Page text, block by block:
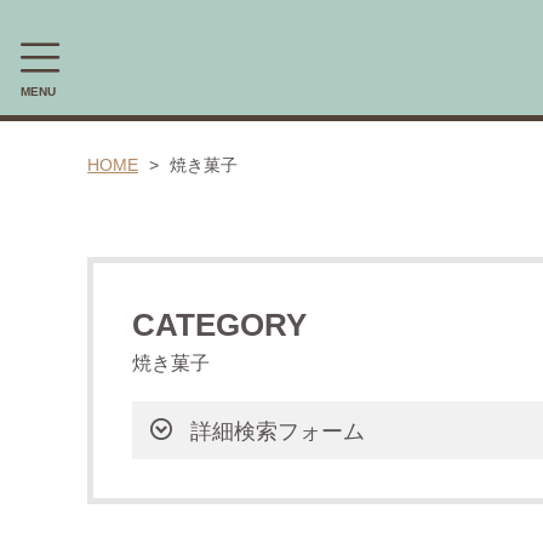
MENU
CATEGORY
カンボジア産胡椒（カンポットペッパー)
胡椒マヨネーズ(ブラックペッパーマヨネーズ）
HOME 焼き菓子
CATEGORY
焼き菓子
詳細検索フォーム